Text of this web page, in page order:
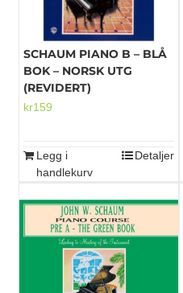
SCHAUM PIANO B – BLÅ
BOK – NORSK UTG
(REVIDERT)
kr159
Legg i
handlekurv
Detaljer